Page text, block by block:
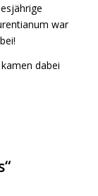
war
dabei